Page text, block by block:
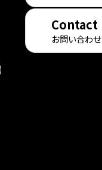
Contact
お問い合わせ